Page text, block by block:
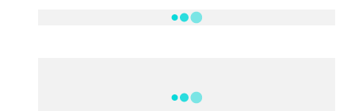
FILMES E SÉRIES